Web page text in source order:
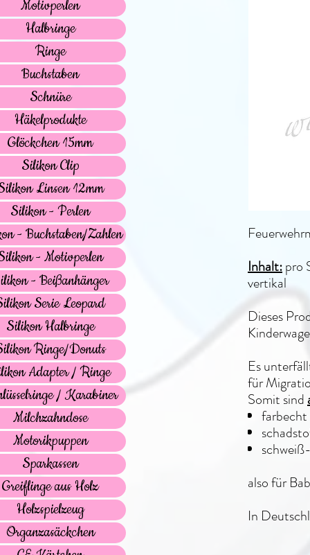
Inhalt:pro
vertikal
Dieses
Es
für
Somit sind
farbecht
also für
In
Motivperlen
Halbringe
Ringe
Buchstaben
Schnüre
Häkelprodukte
Glöckchen 15mm
Silikon Clip
Linsen 12mm
Silikon - Perlen
- Buchstaben/Zahlen
- Motivperlen
- Beißanhänger
Serie Leopard
Silikon Halbringe
Ringe/Donuts
Adapter / Ringe
/ Karabiner
Milchzahndose
Motorikpuppen
Sparkassen
Greiflinge aus Holz
Holzspielzeug
Organzasäckchen